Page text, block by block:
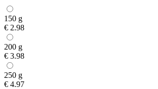
150 g
€ 2.98
200 g
€ 3.98
250 g
€ 4.97